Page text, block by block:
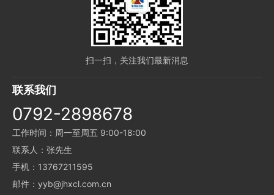
扫一扫，关注我们最新消息
联系我们
0792-2898678
工作时间：周一至周五 9:00-18:00
联系人：张先生
手机：13767211595
邮件：yyb@jhxcl.com.cn